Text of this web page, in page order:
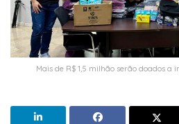
Mais de R$ 1,5 milhão serão doados a